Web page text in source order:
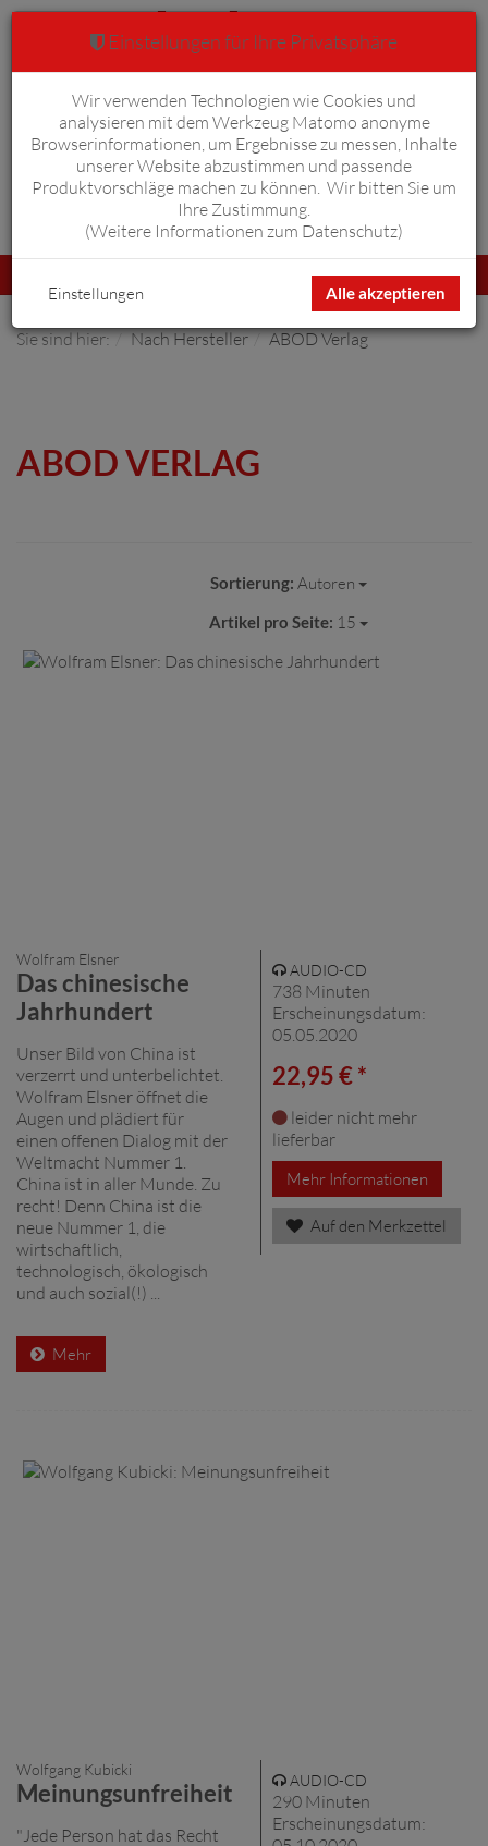
Anmelden Warenkorb 0
umschalten
Sie sind hier: Nach Hersteller ABOD Verlag
ABOD VERLAG
Sortierung: Autoren
Artikel pro Seite: 15
Wolfram Elsner
Das chinesische
Jahrhundert
Unser Bild von China ist
verzerrt und unterbelichtet.
Wolfram Elsner öffnet die
Augen und plädiert für
einen offenen Dialog mit der
Weltmacht Nummer 1.
China ist in aller Munde. Zu
recht! Denn China ist die
neue Nummer 1, die
wirtschaftlich,
technologisch, ökologisch
und auch sozial(!) ...
Mehr
AUDIO-CD
738 Minuten
Erscheinungsdatum:
05.05.2020
22,95 € *
leider nicht mehr
lieferbar
Mehr Informationen
Auf den Merkzettel
Wolfgang Kubicki
Meinungsunfreiheit
"Jede Person hat das Recht
AUDIO-CD
290 Minuten
Erscheinungsdatum:
Einstellungen für Ihre Privatsphäre
Wir verwenden Technologien wie Cookies und
analysieren mit dem Werkzeug Matomo anonyme
Browserinformationen, um Ergebnisse zu messen, Inhalte
unserer Website abzustimmen und passende
Produktvorschläge machen zu können. Wir bitten Sie um
Ihre Zustimmung.
(Weitere Informationen zum Datenschutz)
Alle akzeptieren
Einstellungen